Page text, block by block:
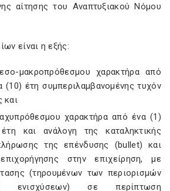
αίτησης του Αναπτυξιακού Νόμου
είναι η εξής:
μακροπρόθεσμου χαρακτήρα από
(10) έτη συμπεριλαμβανομένης τυχόν
και
χαρακτήρα από ένα (1)
και ανάλογη της καταληκτικής
της επένδυσης (bullet) και
στην επιχείρηση, με
(τηρουμένων των περιορισμών
ενισχύσεων) σε περίπτωση